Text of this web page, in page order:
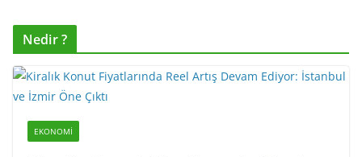
Nedir ?
EKONOMI